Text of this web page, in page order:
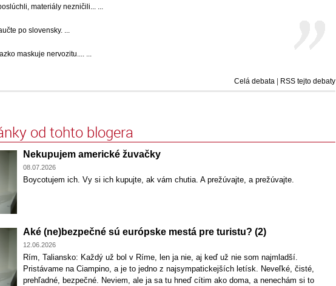
materiály nezničili... ...
po slovensky. ...
maskuje nervozitu.... ...
Celá debata RSS tejto debaty
od tohto blogera
Nekupujem americké žuvačky
08.07.2026
Boycotujem ich. Vy si ich kupujte, ak vám chutia. A prežúvajte, a prežúvajte.
Aké (ne)bezpečné sú európske mestá pre turistu? (2)
12.06.2026
Rím, Taliansko: Každý už bol v Ríme, len ja nie, aj keď už nie som najmladší.
Pristávame na Ciampino, a je to jedno z najsympatickejších letísk. Neveľké, čisté,
prehľadné, bezpečné. Neviem, ale ja sa tu hneď cítim ako doma, a nenechám si to